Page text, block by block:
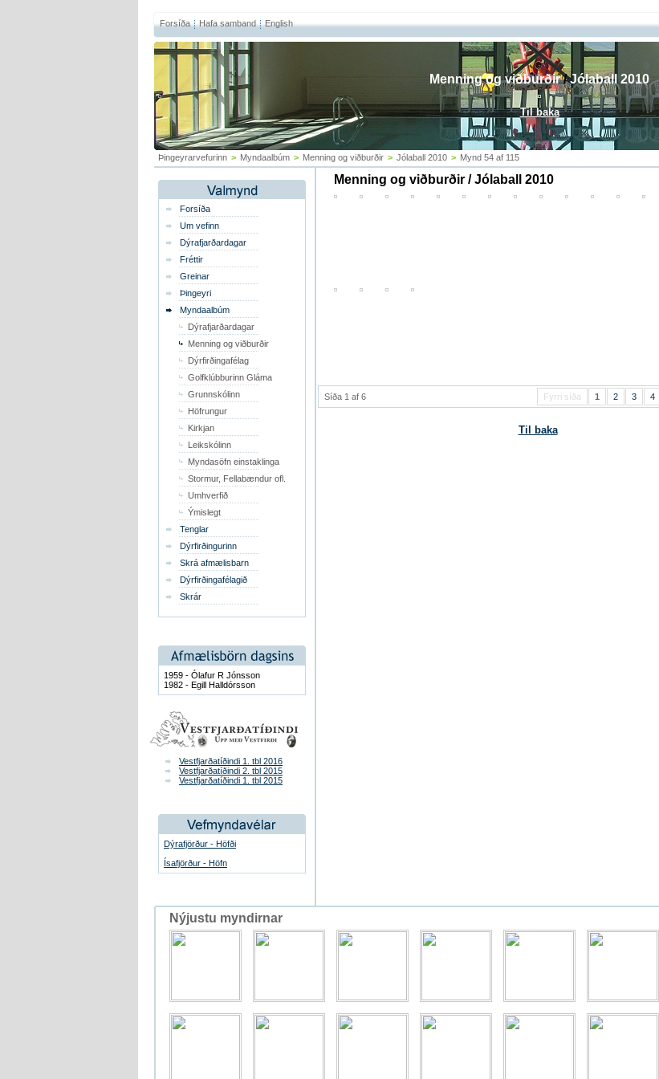
Forsíða Hafa samband English
Þingeyrarvefurinn > Myndaalbúm > Menning og viðburðir > Jólaball 2010 > Mynd 54 af 115
Forsíða
Um vefinn
Dýrafjarðardagar
Fréttir
Greinar
Þingeyri
Myndaalbúm
Dýrafjarðardagar
Menning og viðburðir
Dýrfirðingafélag
Golfklúbburinn Gláma
Grunnskólinn
Höfrungur
Kirkjan
Leikskólinn
Myndasöfn einstaklinga
Stormur, Fellabændur ofl.
Umhverfið
Ýmislegt
Tenglar
Dýrfirðingurinn
Skrá afmælisbarn
Dýrfirðingafélagið
Skrár
1959 - Ólafur R Jónsson
1982 - Egill Halldórsson
Vestfjarðatíðindi 1. tbl 2016
Vestfjarðatíðindi 2. tbl 2015
Vestfjarðatíðindi 1. tbl 2015
Dýrafjörður - Höfði
Ísafjörður - Höfn
Menning og viðburðir / Jólaball 2010
Fyrri síða 1 2 3 4
Síða 1 af 6
Til baka
Menning og viðburðir/Jólaball 2010
Til baka
Nýjustu myndirnar